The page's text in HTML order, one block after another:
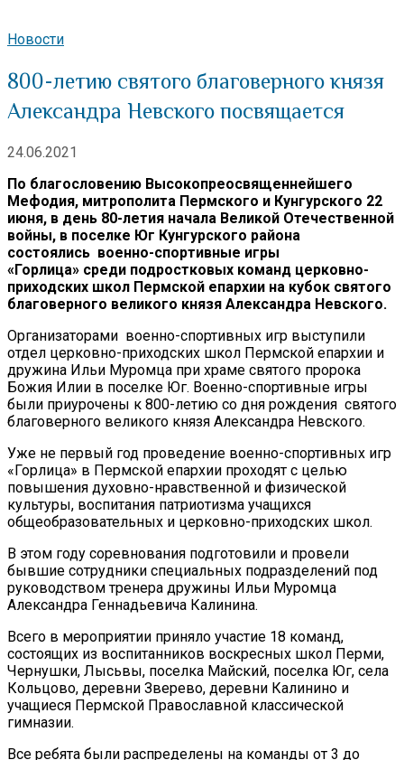
Новости
800-летию святого благоверного князя
Александра Невского посвящается
24.06.2021
По благословению Высокопреосвященнейшего
Мефодия, митрополита Пермского и Кунгурского 22
июня, в день 80-летия начала Великой Отечественной
войны, в поселке Юг Кунгурского района
состоялись военно-спортивные игры
«Горлица» среди подростковых команд церковно-
приходских школ Пермской епархии на кубок святого
благоверного великого князя Александра Невского.
Организаторами военно-спортивных игр выступили
отдел церковно-приходских школ Пермской епархии и
дружина Ильи Муромца при храме святого пророка
Божия Илии в поселке Юг. Военно-спортивные игры
были приурочены к 800-летию со дня рождения святого
благоверного великого князя Александра Невского.
Уже не первый год проведение военно-спортивных игр
«Горлица» в Пермской епархии проходят с целью
повышения духовно-нравственной и физической
культуры, воспитания патриотизма учащихся
общеобразовательных и церковно-приходских школ.
В этом году соревнования подготовили и провели
бывшие сотрудники специальных подразделений под
руководством тренера дружины Ильи Муромца
Александра Геннадьевича Калинина.
Всего в мероприятии приняло участие 18 команд,
состоящих из воспитанников воскресных школ Перми,
Чернушки, Лысьвы, поселка Майский, поселка Юг, села
Кольцово, деревни Зверево, деревни Калинино и
учащиеся Пермской Православной классической
гимназии.
Все ребята были распределены на команды от 3 до